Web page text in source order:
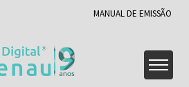
MANUAL DE EMISSÃO